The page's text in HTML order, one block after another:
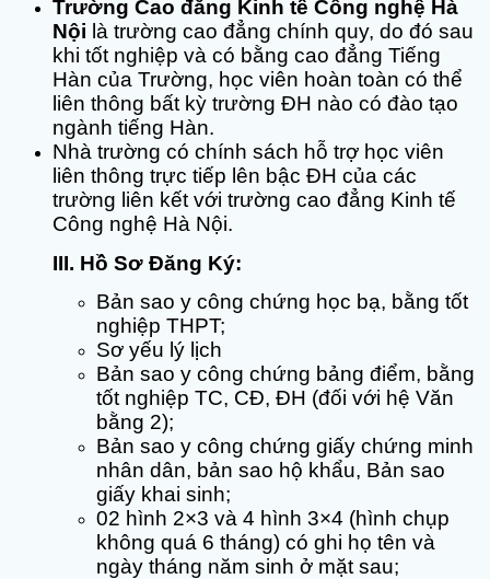
Trường Cao đẳng Kinh tế Công nghệ Hà
Nội là trường cao đẳng chính quy, do đó sau
khi tốt nghiệp và có bằng cao đẳng Tiếng
Hàn của Trường, học viên hoàn toàn có thể
liên thông bất kỳ trường ĐH nào có đào tạo
ngành tiếng Hàn.
Nhà trường có chính sách hỗ trợ học viên
liên thông trực tiếp lên bậc ĐH của các
trường liên kết với trường cao đẳng Kinh tế
Công nghệ Hà Nội.
III. Hồ Sơ Đăng Ký:
Bản sao y công chứng học bạ, bằng tốt
nghiệp THPT;
Sơ yếu lý lịch
Bản sao y công chứng bảng điểm, bằng
tốt nghiệp TC, CĐ, ĐH (đối với hệ Văn
bằng 2);
Bản sao y công chứng giấy chứng minh
nhân dân, bản sao hộ khẩu, Bản sao
giấy khai sinh;
02 hình 2×3 và 4 hình 3×4 (hình chụp
không quá 6 tháng) có ghi họ tên và
ngày tháng năm sinh ở mặt sau;